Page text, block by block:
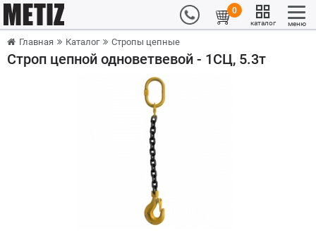
0
каталог меню
Главная Каталог Стропы цепные
Строп цепной одноветвевой - 1СЦ, 5.3т